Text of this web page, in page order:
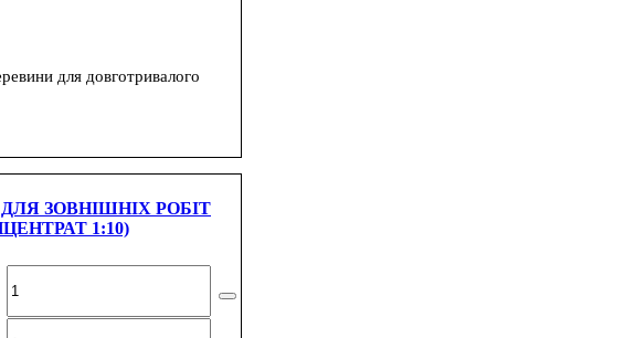
для довготривалого
ЗОВНІШНІХ РОБІТ
1:10)